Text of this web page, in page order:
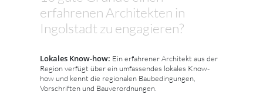
erfahrenen Architekten in
Ingolstadt zu engagieren?
Lokales Know-how: Ein erfahrener Architekt aus der
Region verfügt über ein umfassendes lokales Know-
how und kennt die regionalen Baubedingungen,
Vorschriften und Bauverordnungen.